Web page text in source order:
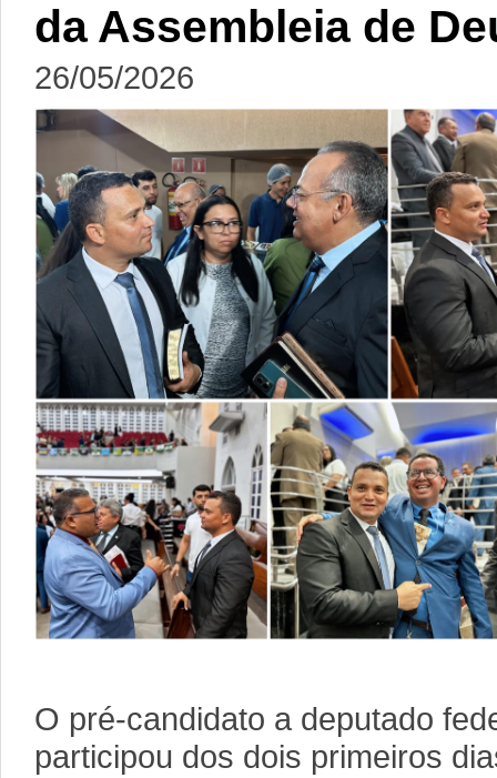
da Assembleia de
26/05/2026
O pré-candidato a deputado
participou dos dois primeiros